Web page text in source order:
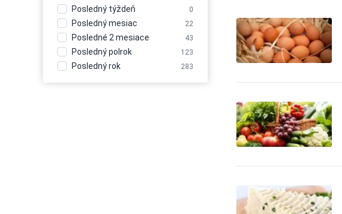
Posledný týždeň 0
Posledný mesiac 22
Posledné 2 mesiace 43
Posledný polrok 123
Posledný rok 283